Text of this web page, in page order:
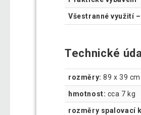
Všestranné využití –
Technické
rozměry: 89 x 39
hmotnost: cca 7 kg
rozměry spalovací